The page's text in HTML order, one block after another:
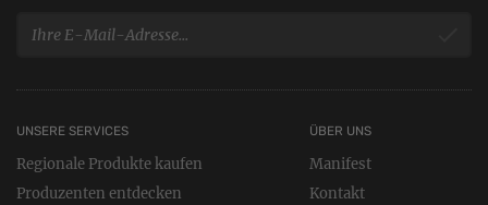
UNSERE SERVICES
Regionale Produkte kaufen
Produzenten entdecken
ÜBER UNS
Manifest
Kontakt